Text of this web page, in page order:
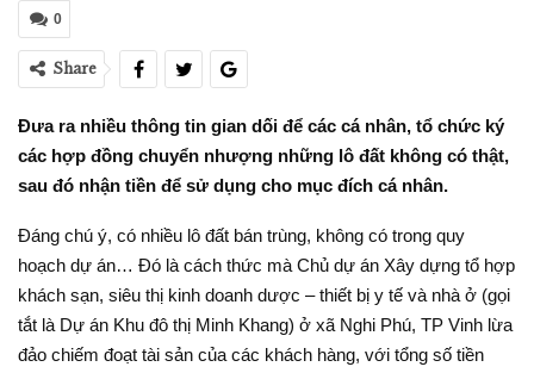
0
Share
Đưa ra nhiều thông tin gian dối để các cá nhân, tổ chức ký
các hợp đồng chuyển nhượng những lô đất không có thật,
sau đó nhận tiền để sử dụng cho mục đích cá nhân.
Đáng chú ý, có nhiều lô đất bán trùng, không có trong quy
hoạch dự án… Đó là cách thức mà Chủ dự án Xây dựng tổ hợp
khách sạn, siêu thị kinh doanh dược – thiết bị y tế và nhà ở (gọi
tắt là Dự án Khu đô thị Minh Khang) ở xã Nghi Phú, TP Vinh lừa
đảo chiếm đoạt tài sản của các khách hàng, với tổng số tiền